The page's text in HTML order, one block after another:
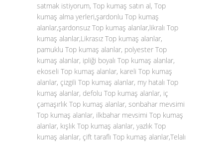
satmak istiyorum, Top kumaş satın al, Top
kumaş alma yerleri,şardonlu Top kumaş
alanlar,şardonsuz Top kumaş alanlar,likralı Top
kumaş alanlar,Likrasız Top kumaş alanlar,
pamuklu Top kumaş alanlar, polyester Top
kumaş alanlar, ipliği boyalı Top kumaş alanlar,
ekoseli Top kumaş alanlar, kareli Top kumaş
alanlar, çizgili Top kumaş alanlar, my hatalı Top
kumaş alanlar, defolu Top kumaş alanlar, iç
çamaşırlık Top kumaş alanlar, sonbahar mevsimi
Top kumaş alanlar, ilkbahar mevsimi Top kumaş
alanlar, kışlık Top kumaş alanlar, yazlık Top
kumaş alanlar, çift taraflı Top kumaş alanlar,Telalı